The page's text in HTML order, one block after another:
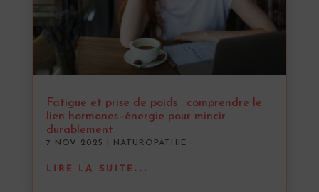
Fatigue et prise de poids : comprendre le
lien hormones–énergie pour mincir
durablement
7 NOV 2025 NATUROPATHIE
LIRE LA SUITE...